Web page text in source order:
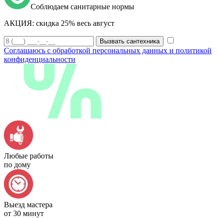
Соблюдаем санитарные нормы
АКЦИЯ: скидка 25% весь август
Вызвать сантехника
Соглашаюсь с обработкой персональных данных и политикой
конфиденциальности
Любые работы
по дому
Выезд мастера
от 30 минут